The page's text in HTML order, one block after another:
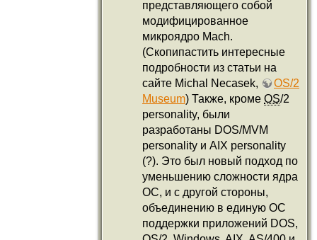
представляющего собой
модифицированное
микроядро Mach.
(Скопипастить интересные
подробности из статьи на
сайте Michal Necasek,
OS/2
Museum) Также, кроме OS/2
personality, были
разработаны DOS/MVM
personality и AIX personality
(?). Это был новый подход по
уменьшению сложности ядра
ОС, и с другой стороны,
объединению в единую ОС
поддержки приложений DOS,